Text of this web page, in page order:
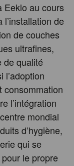
Eeklo au cours
de
de couches
ultrafines,
de qualité
l’adoption
consommation
l’intégration
mondial
d’hygiène,
qui se
le propre